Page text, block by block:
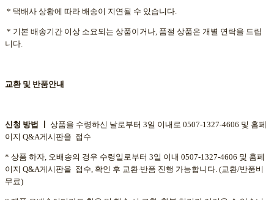
* 택배사 상황에 따라 배송이 지연될 수 있습니다.
* 기본 배송기간 이상 소요되는 상품이거나, 품절 상품은 개별 연락을 드립
니다.
교환 및 반품안내
신청 방법 ㅣ 상품을 수령하신 날로부터 3일 이내로 0507-1327-4606 및 홈페
이지 Q&A게시판을 접수
* 상품 하자, 오배송의 경우 수령일로부터 3일 이내 0507-1327-4606 및 홈페
이지 Q&A게시판을 접수, 확인 후 교환∙반품 진행 가능합니다. (교환/반품비
무료)